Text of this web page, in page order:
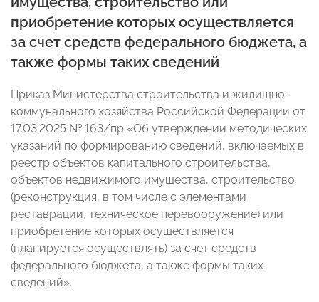
приобретение которых осуществляется
за счет средств федерального бюджета, а
также формы таких сведений
Приказ Министерства строительства и жилищно-
коммунального хозяйства Российской Федерации от
17.03.2025 № 163/пр «Об утверждении методических
указаний по формированию сведений, включаемых в
реестр объектов капитального строительства,
объектов недвижимого имущества, строительство
(реконструкция, в том числе с элементами
реставрации, техническое перевооружение) или
приобретение которых осуществляется
(планируется осуществлять) за счет средств
федерального бюджета, а также формы таких
сведений».